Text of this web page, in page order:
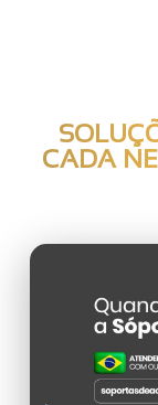
CADA